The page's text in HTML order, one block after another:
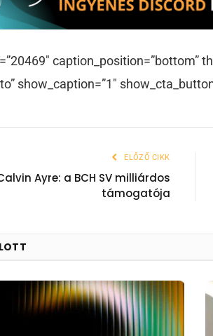
caption_position=”bottom”
show_caption=”1″
ELŐZŐ CIKK
Ayre: a BCH SV milliárdos
támogatója